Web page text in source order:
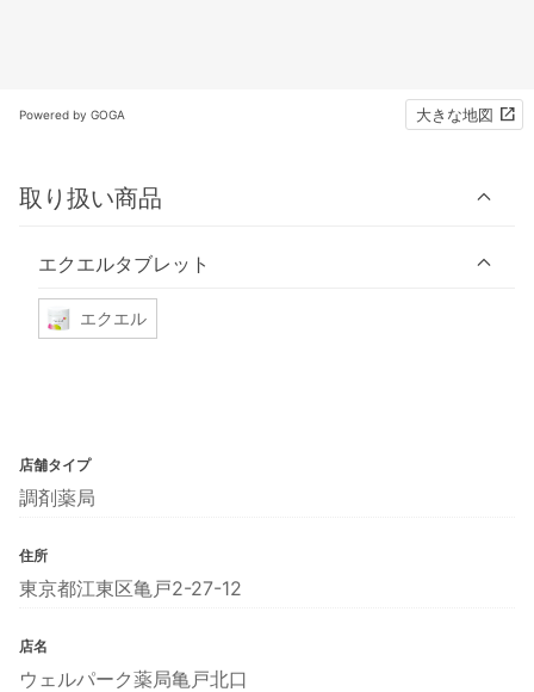
Powered by GOGA 大きな地図
取り扱い商品
エクエルタブレット
エクエル
店舗タイプ
調剤薬局
住所
東京都江東区亀戸2-27-12
店名
ウェルパーク薬局亀戸北口